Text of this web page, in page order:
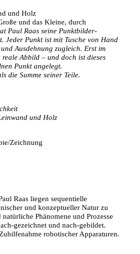
und Holz
und das Kleine, durch
Paul Raas seine Punktbilder-
Jeder Punkt ist mit Tusche von Hand
Ausdehnung zugleich. Erst im
Abbild – und doch ist dieses
Punkt angelegt.
die Summe seiner Teile.
und Holz
Zeichnung
Raas liegen sequentielle
und konzeptueller Natur zu
Phänomene und Prozesse
gezeichnet und nach-gebildet.
robotischer Apparaturen.